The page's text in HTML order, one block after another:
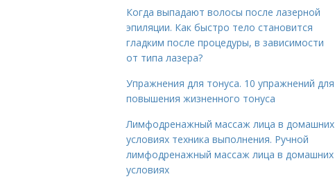
Когда выпадают волосы после лазерной
эпиляции. Как быстро тело становится
гладким после процедуры, в зависимости
от типа лазера?
Упражнения для тонуса. 10 упражнений для
повышения жизненного тонуса
Лимфодренажный массаж лица в домашних
условиях техника выполнения. Ручной
лимфодренажный массаж лица в домашних
условиях